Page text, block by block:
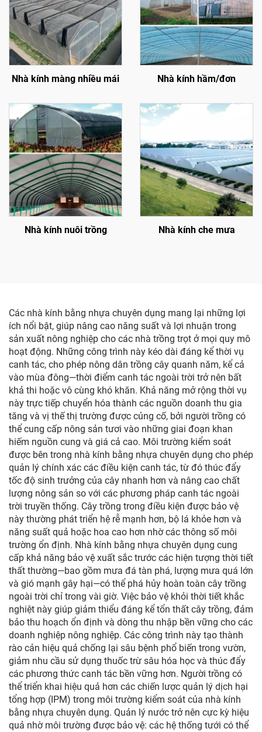
Nhà kính màng nhiều mái Nhà kính hầm/đơn
Nhà kính nuôi trồng Nhà kính che mưa
Các nhà kính bằng nhựa chuyên dụng mang lại những lợi
ích nổi bật, giúp nâng cao năng suất và lợi nhuận trong
sản xuất nông nghiệp cho các nhà trồng trọt ở mọi quy mô
hoạt động. Những công trình này kéo dài đáng kể thời vụ
canh tác, cho phép nông dân trồng cây quanh năm, kể cả
vào mùa đông—thời điểm canh tác ngoài trời trở nên bất
khả thi hoặc vô cùng khó khăn. Khả năng mở rộng thời vụ
này trực tiếp chuyển hóa thành các nguồn doanh thu gia
tăng và vị thế thị trường được củng cố, bởi người trồng có
thể cung cấp nông sản tươi vào những giai đoạn khan
hiếm nguồn cung và giá cả cao. Môi trường kiểm soát
được bên trong nhà kính bằng nhựa chuyên dụng cho phép
quản lý chính xác các điều kiện canh tác, từ đó thúc đẩy
tốc độ sinh trưởng của cây nhanh hơn và nâng cao chất
lượng nông sản so với các phương pháp canh tác ngoài
trời truyền thống. Cây trồng trong điều kiện được bảo vệ
này thường phát triển hệ rễ mạnh hơn, bộ lá khỏe hơn và
năng suất quả hoặc hoa cao hơn nhờ các thông số môi
trường ổn định. Nhà kính bằng nhựa chuyên dụng cung
cấp khả năng bảo vệ xuất sắc trước các hiện tượng thời tiết
thất thường—bao gồm mưa đá tàn phá, lượng mưa quá lớn
và gió mạnh gây hại—có thể phá hủy hoàn toàn cây trồng
ngoài trời chỉ trong vài giờ. Việc bảo vệ khỏi thời tiết khắc
nghiệt này giúp giảm thiểu đáng kể tổn thất cây trồng, đảm
bảo thu hoạch ổn định và dòng thu nhập bền vững cho các
doanh nghiệp nông nghiệp. Các công trình này tạo thành
rào cản hiệu quả chống lại sâu bệnh phổ biến trong vườn,
giảm nhu cầu sử dụng thuốc trừ sâu hóa học và thúc đẩy
các phương thức canh tác bền vững hơn. Người trồng có
thể triển khai hiệu quả hơn các chiến lược quản lý dịch hại
tổng hợp (IPM) trong môi trường kiểm soát của nhà kính
bằng nhựa chuyên dụng. Quản lý nước trở nên cực kỳ hiệu
quả nhờ môi trường được bảo vệ: các hệ thống tưới có thể